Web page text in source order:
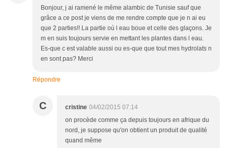
Bonjour, j ai ramené le même alambic de Tunisie sauf que
grâce a ce post je viens de me rendre compte que je n ai eu
que 2 parties!! La partie où l eau boue et celle des glaçons. Je
m en suis toujours servie en mettant les plantes dans l eau.
Es-que c est valable aussi ou es-que que tout mes hydrolats n
en sont pas? Merci
Répondre
C cristine 04/02/2015 07:14
on procède comme ça depuis toujours en afrique du
nord, je suppose qu'on obtient un produit de qualité
quand même